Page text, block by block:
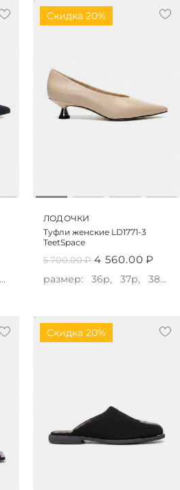
40р
Скидка 20%
ЛОДОЧКИ
Туфли женские LD1771-3
TeetSpace
5 700.00₽ 4 560.00 ₽
размер: 36р, 37р, 38р,
Скидка 20%